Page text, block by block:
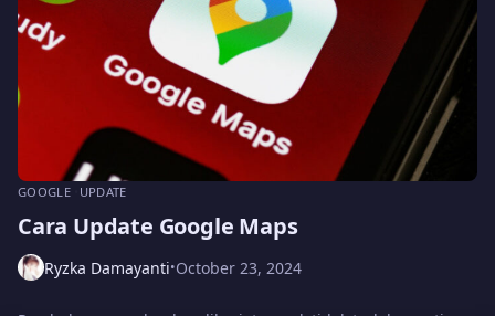
GOOGLE UPDATE
Cara Update Google Maps
Ryzka Damayanti•October 23, 2024